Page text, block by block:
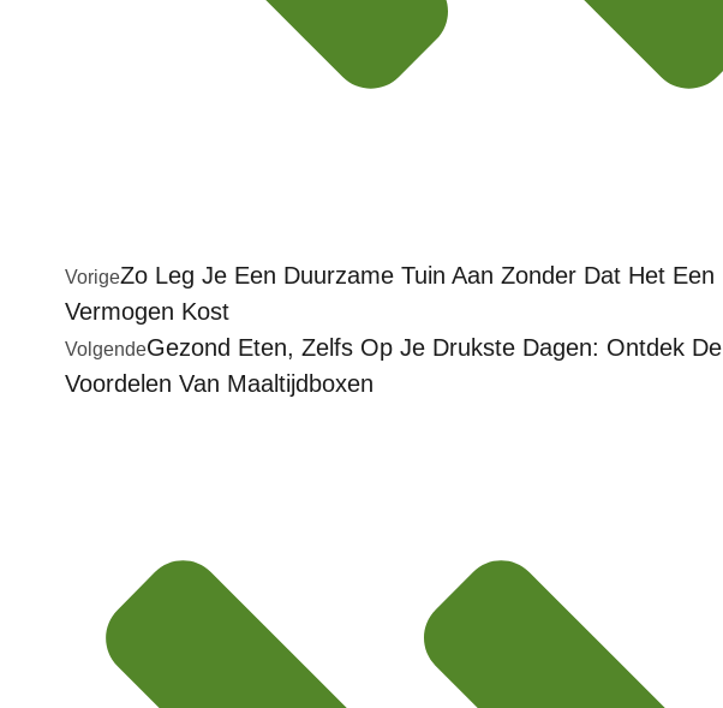
VorigeZo Leg Je Een Duurzame Tuin Aan Zonder Dat Het Een
Vermogen Kost
VolgendeGezond Eten, Zelfs Op Je Drukste Dagen: Ontdek De
Voordelen Van Maaltijdboxen